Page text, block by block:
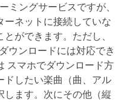
ミングサービスですが、
ーネットに接続していな
ができます。ただし、
ウンロードには対応でき
スマホでダウンロード方
ドしたい楽曲（曲、アル
します。次にその他（縦